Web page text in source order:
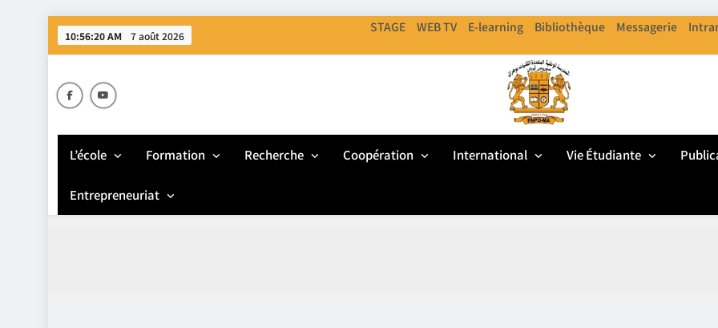
Skip
to 10:56:20 AM 7 août 2026
STAGE WEB TV E-learning Bibliothèque Messagerie
ENPO
Ecole Nationale Polythechnique D'Oran
L’école Formation Recherche Coopération International Vie Étudiante
Entrepreneuriat